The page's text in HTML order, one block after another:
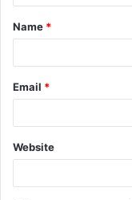
Name *
Email *
Website